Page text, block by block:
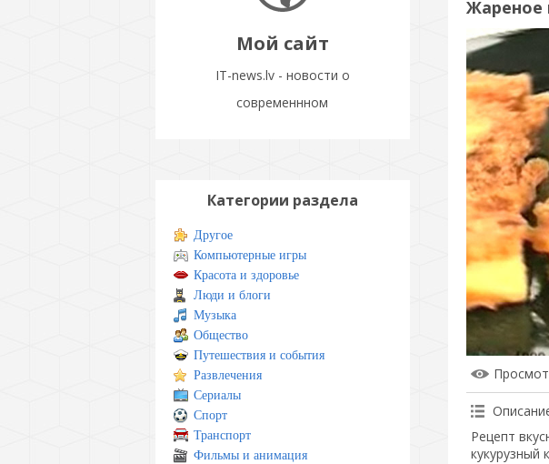
Мой сайт
IT-news.lv - новости о
современнном
Жареное
Рецепт
кукурузный
Категории раздела
Другое
Компьютерные игры
Красота и здоровье
Люди и блоги
Музыка
Общество
Путешествия и события
Развлечения
Сериалы
Спорт
Транспорт
Фильмы и анимация